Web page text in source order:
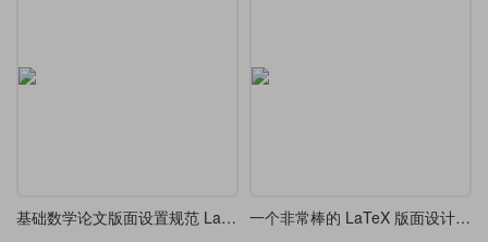
基础数学论文版面设置规范 LaTeX 模板 一个非常棒的 LaTeX 版面设计-精美边框和双栏布局